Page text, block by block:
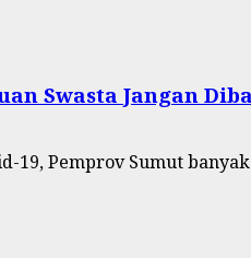
Swasta Jangan
19, Pemprov Sumut